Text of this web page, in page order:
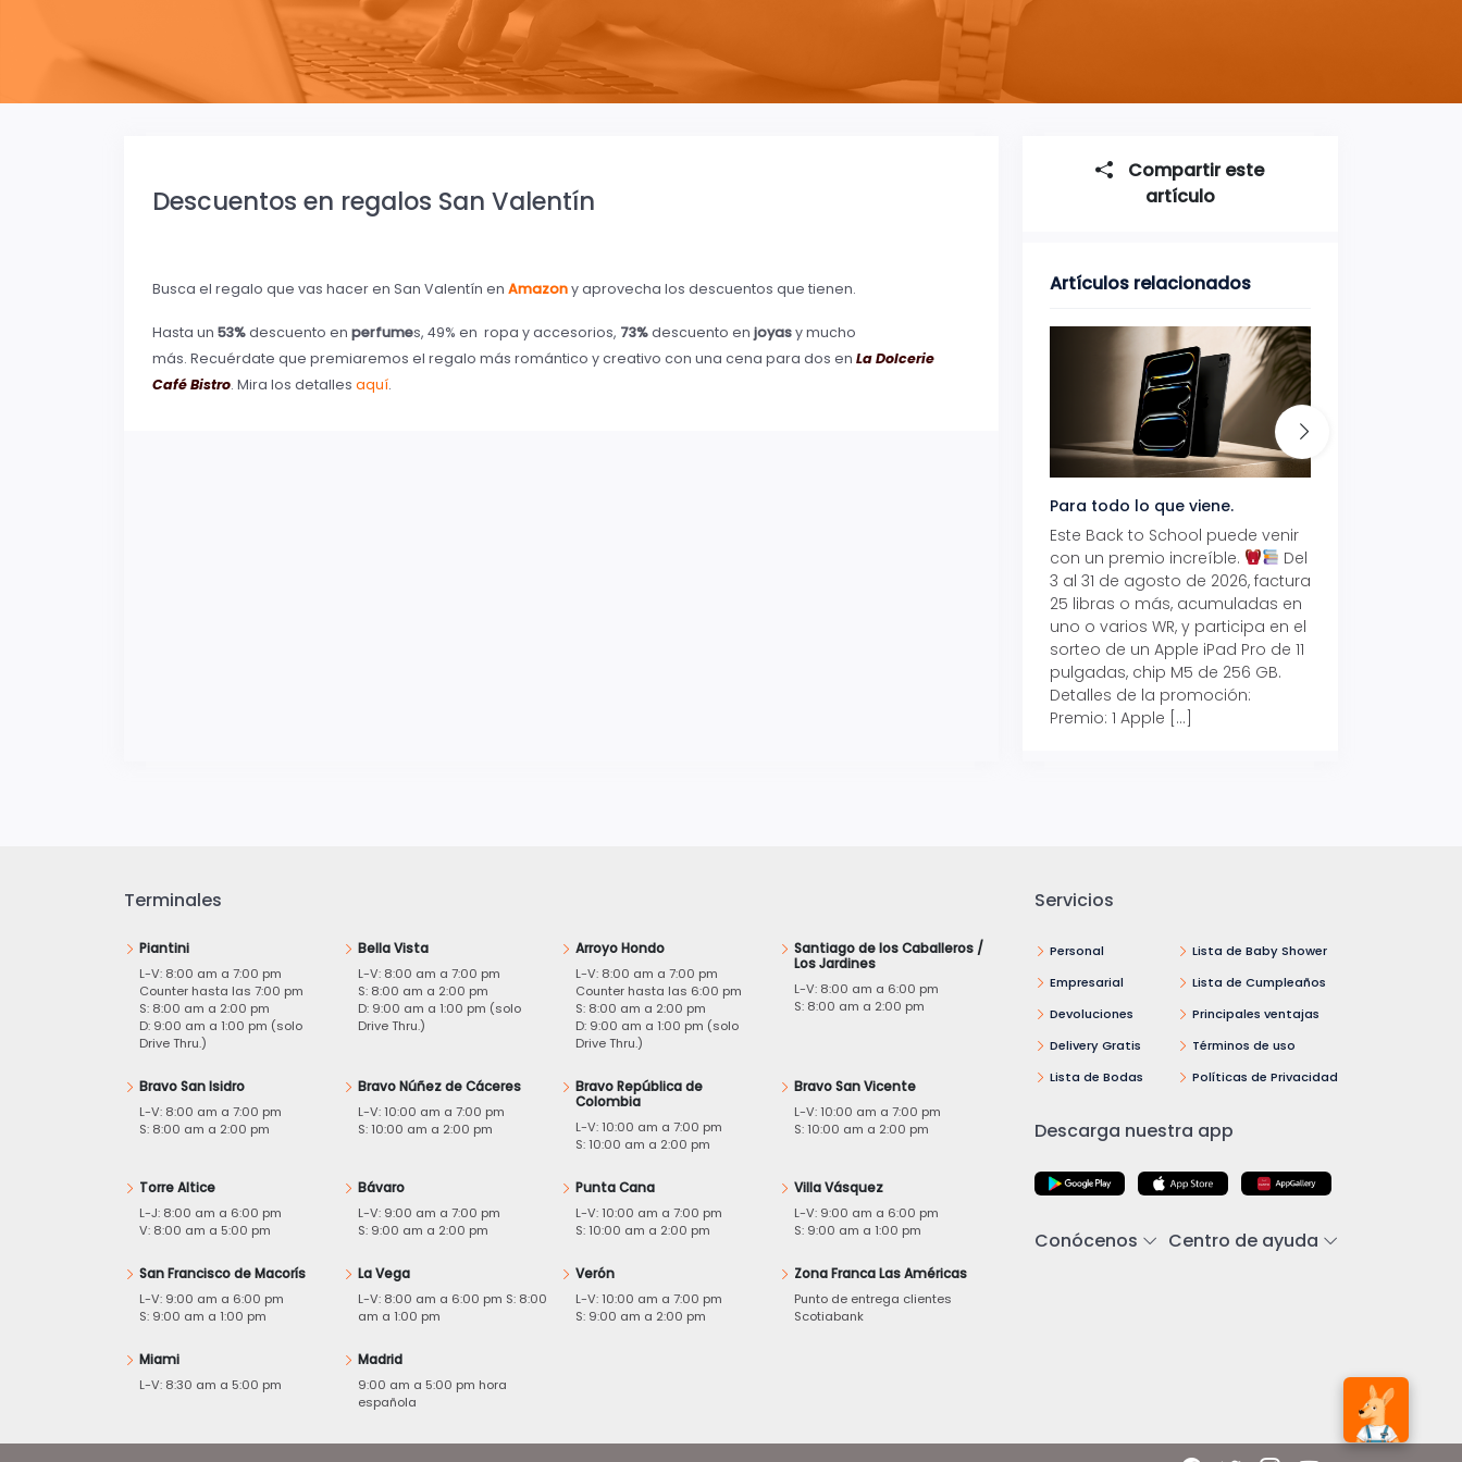
Descuentos en regalos San Valentín
Busca el regalo que vas hacer en San Valentín en Amazony aprovecha los descuentos que tienen.
Hasta un 53%descuento en perfumes, 49% en ropa y accesorios, 73%descuento en joyasy mucho
más. Recuérdate que premiaremos el regalo más romántico y creativo con una cena para dos en La Dolcerie
Café Bistro. Mira los detalles aquí.
Compartir este
artículo
Artículos relacionados
Para todo lo que viene.
Este Back to School puede venir
con un premio increíble.
Del
3 al 31 de agosto de 2026, factura
25 libras o más, acumuladas en
uno o varios WR, y participa en el
sorteo de un Apple iPad Pro de 11
pulgadas, chip M5 de 256 GB.
Detalles de la promoción:
Premio: 1 Apple […]
Terminales
Piantini
L-V: 8:00 am a 7:00 pm
Counter hasta las 7:00 pm
S: 8:00 am a 2:00 pm
D: 9:00 am a 1:00 pm (solo
Drive Thru.)
Bella Vista
L-V: 8:00 am a 7:00 pm
S: 8:00 am a 2:00 pm
D: 9:00 am a 1:00 pm (solo
Drive Thru.)
Arroyo Hondo
L-V: 8:00 am a 7:00 pm
Counter hasta las 6:00 pm
S: 8:00 am a 2:00 pm
D: 9:00 am a 1:00 pm (solo
Drive Thru.)
Santiago de los Caballeros /
Los Jardines
L-V: 8:00 am a 6:00 pm
S: 8:00 am a 2:00 pm
Bravo San Isidro
L-V: 8:00 am a 7:00 pm
S: 8:00 am a 2:00 pm
Bravo Núñez de Cáceres
L-V: 10:00 am a 7:00 pm
S: 10:00 am a 2:00 pm
Bravo República de
Colombia
L-V: 10:00 am a 7:00 pm
S: 10:00 am a 2:00 pm
Bravo San Vicente
L-V: 10:00 am a 7:00 pm
S: 10:00 am a 2:00 pm
Torre Altice
L-J: 8:00 am a 6:00 pm
V: 8:00 am a 5:00 pm
Bávaro
L-V: 9:00 am a 7:00 pm
S: 9:00 am a 2:00 pm
Punta Cana
L-V: 10:00 am a 7:00 pm
S: 10:00 am a 2:00 pm
Villa Vásquez
L-V: 9:00 am a 6:00 pm
S: 9:00 am a 1:00 pm
San Francisco de Macorís
L-V: 9:00 am a 6:00 pm
S: 9:00 am a 1:00 pm
La Vega
L-V: 8:00 am a 6:00 pm S: 8:00
am a 1:00 pm
Verón
L-V: 10:00 am a 7:00 pm
S: 9:00 am a 2:00 pm
Zona Franca Las Américas
Punto de entrega clientes
Scotiabank
Miami
L-V: 8:30 am a 5:00 pm
Madrid
9:00 am a 5:00 pm hora
española
Servicios
Personal
Empresarial
Devoluciones
Delivery Gratis
Lista de Bodas
Lista de Baby Shower
Lista de Cumpleaños
Principales ventajas
Términos de uso
Políticas de Privacidad
Descarga nuestra app
Conócenos Centro de ayuda